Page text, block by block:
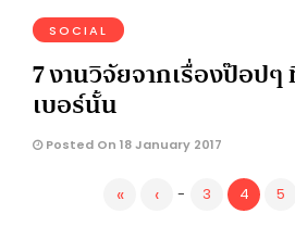
SOCIAL
7 งานวิจัยจากเรื่องป๊อปๆ
เบอร์นั้น
Posted On 18 January 2017
« ‹ - 3 4 5